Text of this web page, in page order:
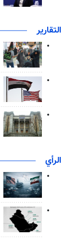
التقارير
الرأي